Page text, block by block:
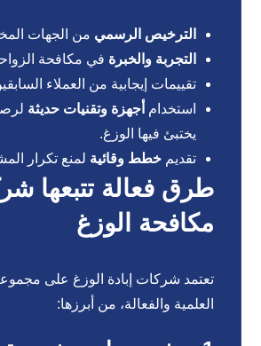
الترخيص الرسمي من الجهات
التجربة والخبرة في مكافحة
تقييمات إيجابية من العملاء
استخدام أجهزة وتقنيات حديثة
يختبئ فيها الوزغ.
تقديمخطط وقائية لمنع تكرار
طرق فعالة تتبعها
مكافحة الوزغ
تعتمد شركات إبادة الوزغ على
العلمية والفعالة، من أبرزها: